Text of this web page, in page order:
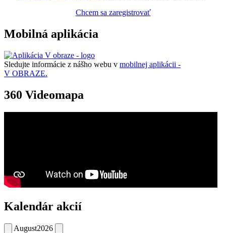
Chcem sa zaregistrovať
Mobilná aplikácia
Sledujte informácie z nášho webu v mobilnej aplikácii -
V OBRAZE.
360 Videomapa
Kalendár akcií
August2026